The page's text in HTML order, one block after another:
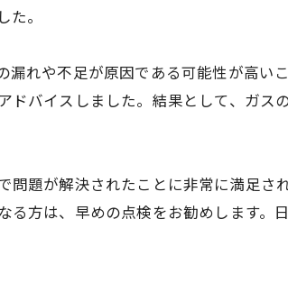
。
れや不足が原因である可能性が高い
バイスしました。結果として、ガス
題が解決されたことに非常に満足さ
方は、早めの点検をお勧めします。